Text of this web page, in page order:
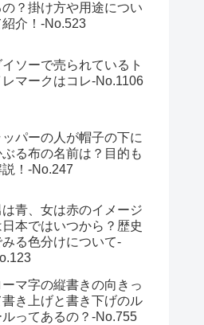
の？掛け方や用途につい
紹介！‐No.523
イソーで売られているト
レマークはコレ-No.1106
ッパーの人が帽子の下に
ぶる布の名前は？目的も
！‐No.247
は青、女は赤のイメージ
日本ではいつから？歴史
みる色分けについて-
ーマ字の縦書きの向きっ
書き上げと書き下げのル
ルってあるの？‐No.755